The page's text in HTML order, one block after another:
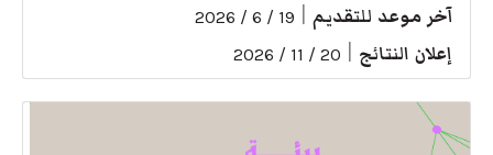
آخر موعد للتقديم 19 / 6 / 2026
إعلان النتائج 20 / 11 / 2026